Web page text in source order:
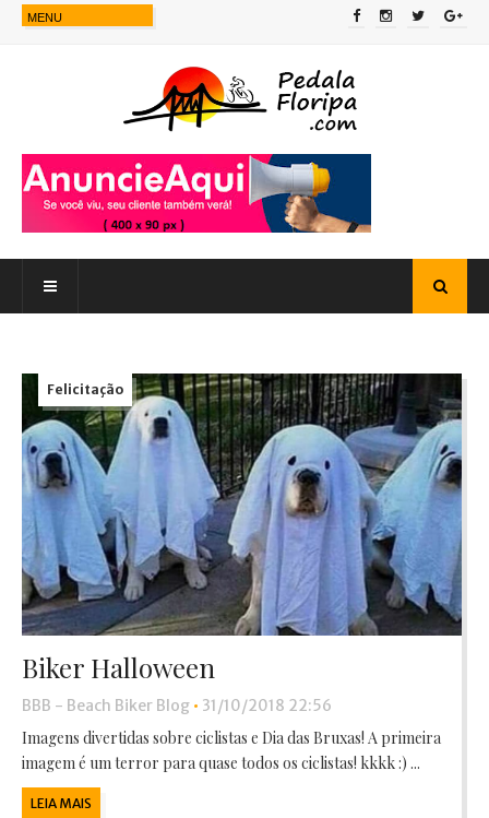
Felicitação
Biker Halloween
BBB - Beach Biker Blog • 31/10/2018 22:56
Imagens divertidas sobre ciclistas e Dia das Bruxas! A primeira
imagem é um terror para quase todos os ciclistas! kkkk :) ...
LEIA MAIS